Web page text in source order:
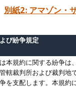
別紙2: アマゾン・
び紛争規定
本規約に関する紛争
轄裁判所および裁判
を支配します。本規